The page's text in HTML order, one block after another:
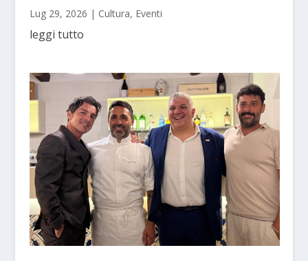
Lug 29, 2026 | Cultura, Eventi
leggi tutto